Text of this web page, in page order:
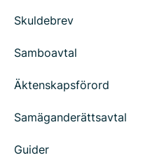
Skuldebrev
Samboavtal
Äktenskapsförord
Samäganderättsavtal
Guider